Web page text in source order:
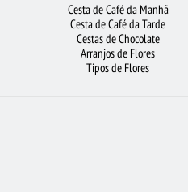
Cesta de Café da Manhã
Cesta de Café da Tarde
Cestas de Chocolate
Arranjos de Flores
Tipos de Flores